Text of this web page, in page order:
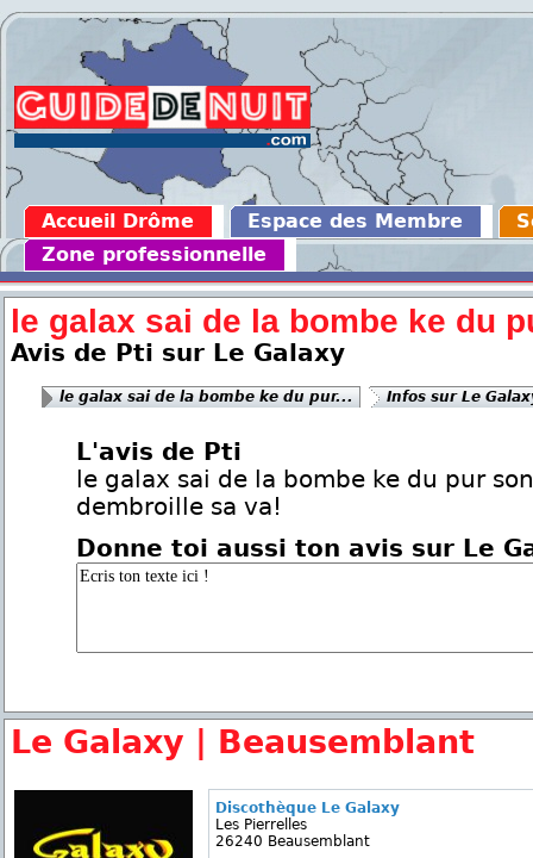
Accueil Drôme Espace des Membre
Zone professionnelle
le galax sai de la bombe ke du
Avis de Pti sur Le Galaxy
le galax sai de la bombe ke du pur... Infos sur Le
L'avis de Pti
le galax sai de la bombe ke du pur
dembroille sa va!
Donne toi aussi ton avis sur Le
Le Galaxy | Beausemblant
Discothèque Le Galaxy
Les Pierrelles
26240 Beausemblant